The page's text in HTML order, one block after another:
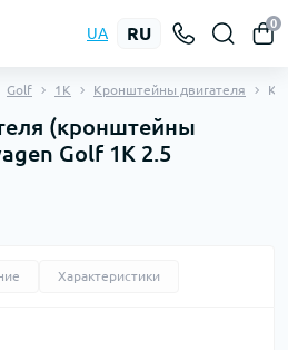
UA RU
0
Golf 1K Кронштейны двигателя
(кронштейны
Golf 1K 2.5
Характеристики